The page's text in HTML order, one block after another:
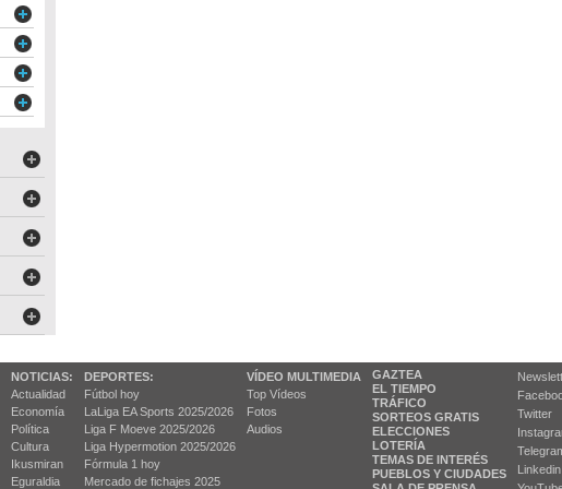
NOTICIAS:
Actualidad
Economía
Política
Cultura
Ikusmiran
Eguraldia
DEPORTES:
Fútbol hoy
LaLiga EA Sports 2025/2026
Liga F Moeve 2025/2026
Liga Hypermotion 2025/2026
Fórmula 1 hoy
Mercado de fichajes 2025
VÍDEO MULTIMEDIA
Top Vídeos
Fotos
Audios
GAZTEA
EL TIEMPO
TRÁFICO
SORTEOS GRATIS
ELECCIONES
LOTERÍA
TEMAS DE INTERÉS
PUEBLOS Y CIUDADES
Twitter
Linkedin